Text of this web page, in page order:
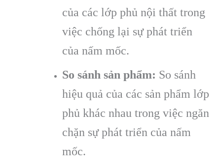
của các lớp phủ nội thất trong
việc chống lại sự phát triển
của nấm mốc.
So sánh sản phẩm: So sánh
hiệu quả của các sản phẩm lớp
phủ khác nhau trong việc ngăn
chặn sự phát triển của nấm
mốc.